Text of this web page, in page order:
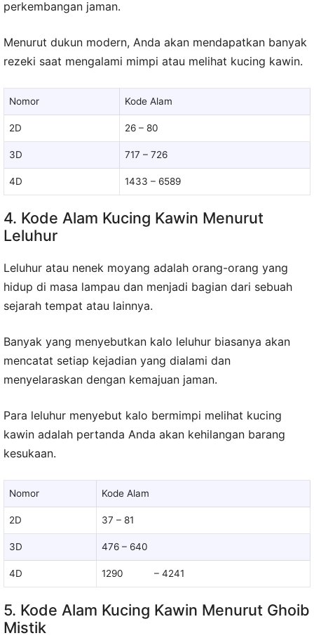
perkembangan jaman.
Menurut dukun modern, Anda akan mendapatkan banyak
rezeki saat mengalami mimpi atau melihat kucing kawin.
Nomor Kode Alam
2D 26 – 80
3D 717 – 726
4D 1433 – 6589
4. Kode Alam Kucing Kawin Menurut
Leluhur
Leluhur atau nenek moyang adalah orang-orang yang
hidup di masa lampau dan menjadi bagian dari sebuah
sejarah tempat atau lainnya.
Banyak yang menyebutkan kalo leluhur biasanya akan
mencatat setiap kejadian yang dialami dan
menyelaraskan dengan kemajuan jaman.
Para leluhur menyebut kalo bermimpi melihat kucing
kawin adalah pertanda Anda akan kehilangan barang
kesukaan.
Nomor Kode Alam
2D 37 – 81
3D 476 – 640
4D 1290 – 4241
5. Kode Alam Kucing Kawin Menurut Ghoib
Mistik